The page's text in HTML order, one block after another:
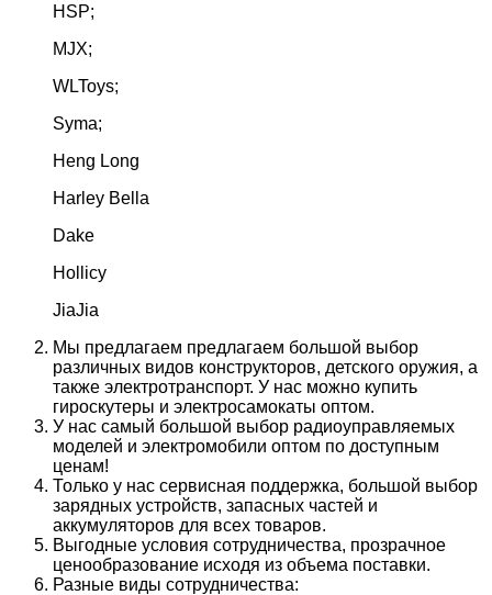
HSP;
MJX;
WLToys;
Syma;
Heng Long
Harley Bella
Dake
Hollicy
JiaJia
Мы предлагаем предлагаем большой выбор
различных видов конструкторов, детского оружия, а
также электротранспорт. У нас можно купить
гироскутеры и электросамокаты оптом.
У нас самый большой выбор радиоуправляемых
моделей и электромобили оптом по доступным
ценам!
Только у нас сервисная поддержка, большой выбор
зарядных устройств, запасных частей и
аккумуляторов для всех товаров.
Выгодные условия сотрудничества, прозрачное
ценообразование исходя из объема поставки.
Разные виды сотрудничества: